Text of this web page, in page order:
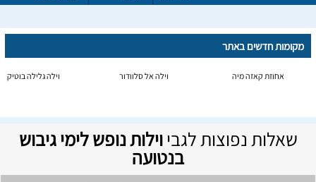
מקומות חדשים באתר
אחוזת קאזה מיה וילה אל סלוודור וילה גלילה בוטיק
שאלות נפוצות לגביוילות נופש לימי גיבוש
בנטועה